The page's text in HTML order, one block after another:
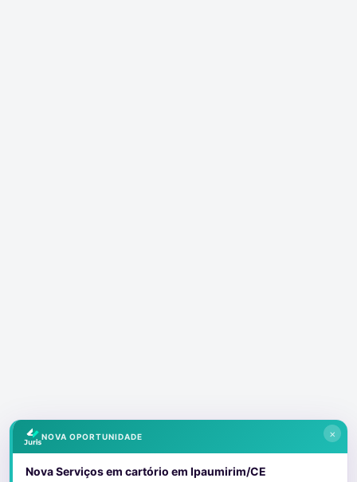
×
NOVA OPORTUNIDADE
Nova Serviços em cartório em Ipaumirim/CE